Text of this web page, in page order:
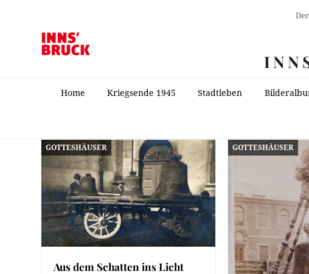
Home Kriegsende 1945 Stadtleben
GOTTESHÄUSER
Aus dem Schatten ins Licht
GOTTESHÄUSER